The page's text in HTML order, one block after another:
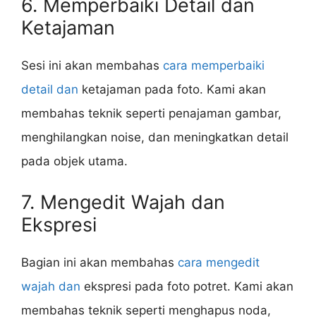
6. Memperbaiki Detail dan
Ketajaman
Sesi ini akan membahas cara memperbaiki
detail dan ketajaman pada foto. Kami akan
membahas teknik seperti penajaman gambar,
menghilangkan noise, dan meningkatkan detail
pada objek utama.
7. Mengedit Wajah dan
Ekspresi
Bagian ini akan membahas cara mengedit
wajah dan ekspresi pada foto potret. Kami akan
membahas teknik seperti menghapus noda,